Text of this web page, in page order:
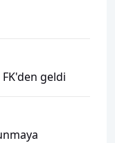
geldi